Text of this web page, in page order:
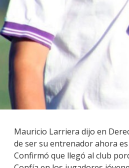
Facebook
Mauricio Larriera dijo en
de ser su entrenador ahora
Confirmó que llegó al club